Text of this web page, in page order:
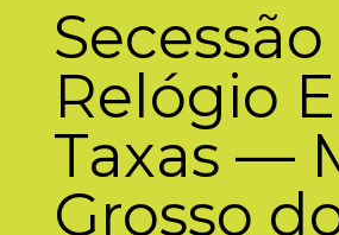
Secessão
Relógio E
Taxas —
Grosso